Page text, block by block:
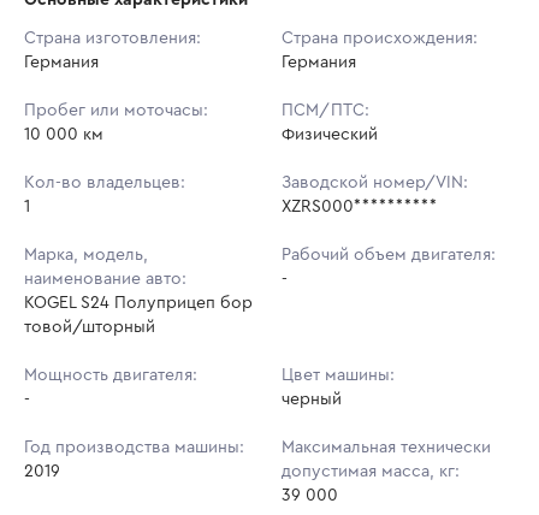
Шаг торгов: 5 000 ₽
Кол-во ставок:
Ставок не найдено
в аукционах
Страна изготовления:
Германия
Страна происхождения:
Германия
Пробег или моточасы:
10 000 км
ПСМ/ПТС:
Физический
Кол-во владельцев:
1
Заводской номер/VIN:
XZRS000**********
Марка, модель,
наименование авто:
KOGEL S24 Полуприцеп бор
товой/шторный
Рабочий объем двигателя:
-
Мощность двигателя:
-
Цвет машины:
черный
Год производства машины:
2019
Максимальная технически
допустимая масса, кг:
39 000